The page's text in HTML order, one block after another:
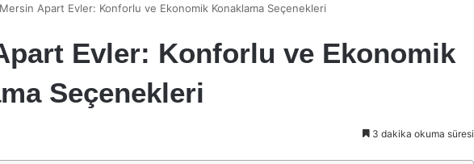
Mersin Apart Evler: Konforlu ve Ekonomik Konaklama Seçenekleri
Evler: Konforlu ve Ekonomik
Seçenekleri
3 dakika okuma süresi